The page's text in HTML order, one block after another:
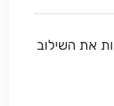
את השילוב